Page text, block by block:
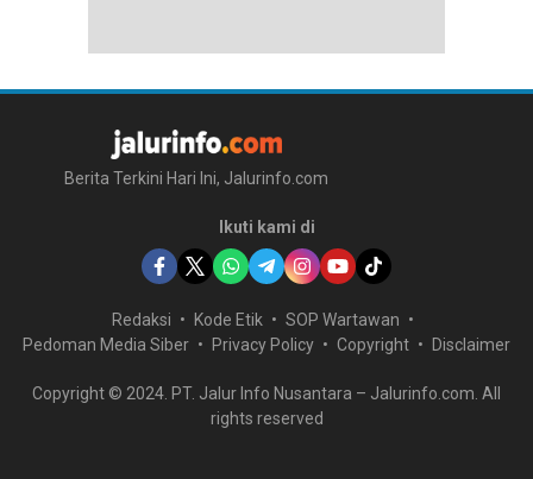
Berita Terkini Hari Ini, Jalurinfo.com
Ikuti kami di
Redaksi Kode Etik
SOP Wartawan
Pedoman Media Siber
Privacy Policy Copyright Disclaimer
Copyright © 2024. PT. Jalur Info Nusantara – Jalurinfo.com. All
rights reserved